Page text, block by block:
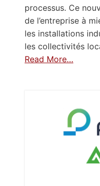
processus. Ce
de l’entreprise à
les installations
les collectivités
Read More…